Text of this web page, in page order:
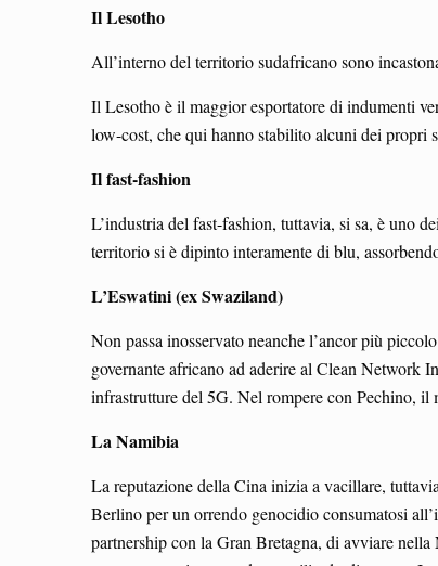
Il Lesotho
All’interno del territorio sudafricano sono
Il Lesotho è il maggior esportatore di indumenti
low-cost, che qui hanno stabilito alcuni dei propri
Il fast-fashion
L’industria del fast-fashion, tuttavia, si sa, è uno
territorio si è dipinto interamente di blu,
L’Eswatini (ex Swaziland)
Non passa inosservato neanche l’ancor più
governante africano ad aderire al Clean Network
infrastrutture del 5G. Nel rompere con Pechino, il
La Namibia
La reputazione della Cina inizia a vacillare,
Berlino per un orrendo genocidio consumatosi
partnership con la Gran Bretagna, di avviare